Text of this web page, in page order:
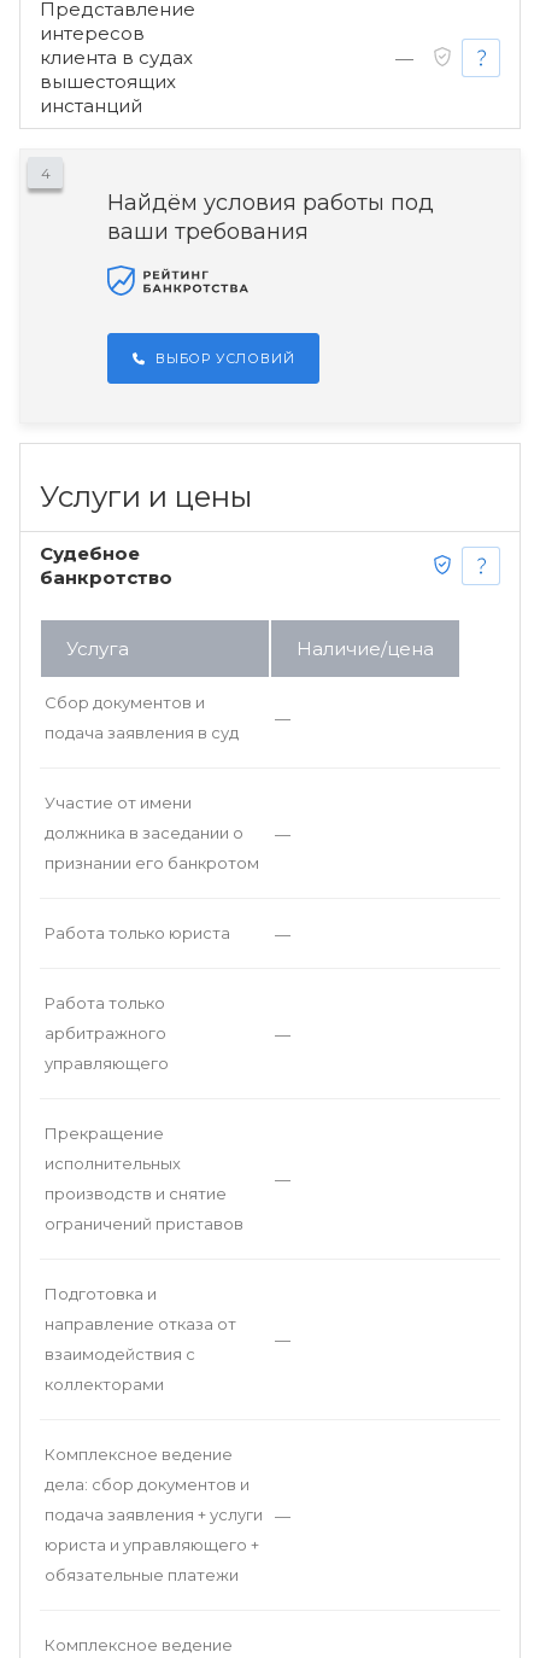
Представление
интересов
клиента в судах
вышестоящих
инстанций
—
4
Найдём условия работы под
ваши требования
ВЫБОР УСЛОВИЙ
Услуги и цены
Судебное
банкротство
Услуга Наличие/цена
Сбор документов и
подача заявления в суд
—
Участие от имени
должника в заседании о
признании его банкротом
—
Работа только юриста —
Работа только
арбитражного
управляющего
—
Прекращение
исполнительных
производств и снятие
ограничений приставов
—
Подготовка и
направление отказа от
взаимодействия с
коллекторами
—
Комплексное ведение
дела: сбор документов и
подача заявления + услуги
юриста и управляющего +
обязательные платежи
—
Комплексное ведение